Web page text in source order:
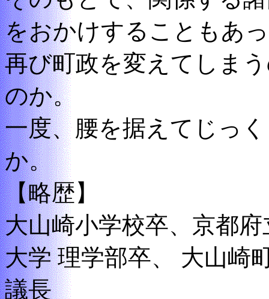
をおかけすることもあ
再び町政を変えてしま
のか。
一度、腰を据えてじっ
か。
【略歴】
大山崎小学校卒、京都
大学 理学部卒、 大山崎
議長